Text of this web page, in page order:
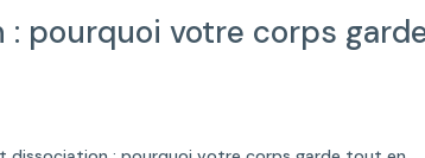
pourquoi votre corps